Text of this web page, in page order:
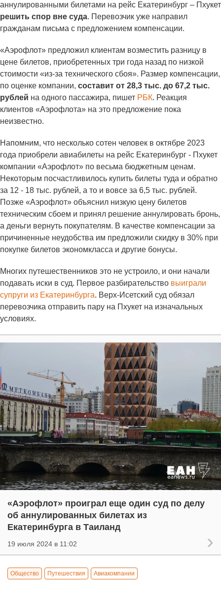
аннулированными билетами на рейс Екатеринбург – Пхукет
решить спор вне суда. Перевозчик уже направил
гражданам письма с предложением компенсации.
«Аэрофлот» предложил клиентам возместить разницу в
цене билетов, приобретенных три года назад по низкой
стоимости «из-за технического сбоя». Размер компенсации,
по оценке компании, составит от 28,3 тыс. до 67,2 тыс.
рублей на одного пассажира, пишет РБК. Реакция
клиентов «Аэрофлота» на это предложение пока
неизвестно.
Напомним, что несколько сотен человек в октябре 2023
года приобрели авиабилеты на рейс Екатеринбург - Пхукет
компании «Аэрофлот» по весьма бюджетным ценам.
Некоторым посчастливилось купить билеты туда и обратно
за 12 - 18 тыс. рублей, а то и вовсе за 6,5 тыс. рублей.
Позже «Аэрофлот» объяснил низкую цену билетов
техническим сбоем и принял решение аннулировать бронь,
а деньги вернуть покупателям. В качестве компенсации за
причиненные неудобства им предложили скидку в 30% при
покупке билетов экономкласса и другие бонусы.
Многих путешественников это не устроило, и они начали
подавать иски в суд. Первое разбирательство выиграли
супруги из Екатеринбурга. Верх-Исетский суд обязал
перевозчика отправить пару на Пхукет на изначальных
условиях.
«Аэрофлот» проиграл еще один суд по делу
об аннулированных билетах из
Екатеринбурга в Таиланд
19 июля 2024 в 11:02
Общество Путешествия Авиакомпании